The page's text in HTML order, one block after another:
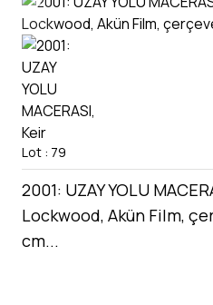
Lot : 79
2001: UZAY YOLU
Lockwood, Akün Film,
cm...